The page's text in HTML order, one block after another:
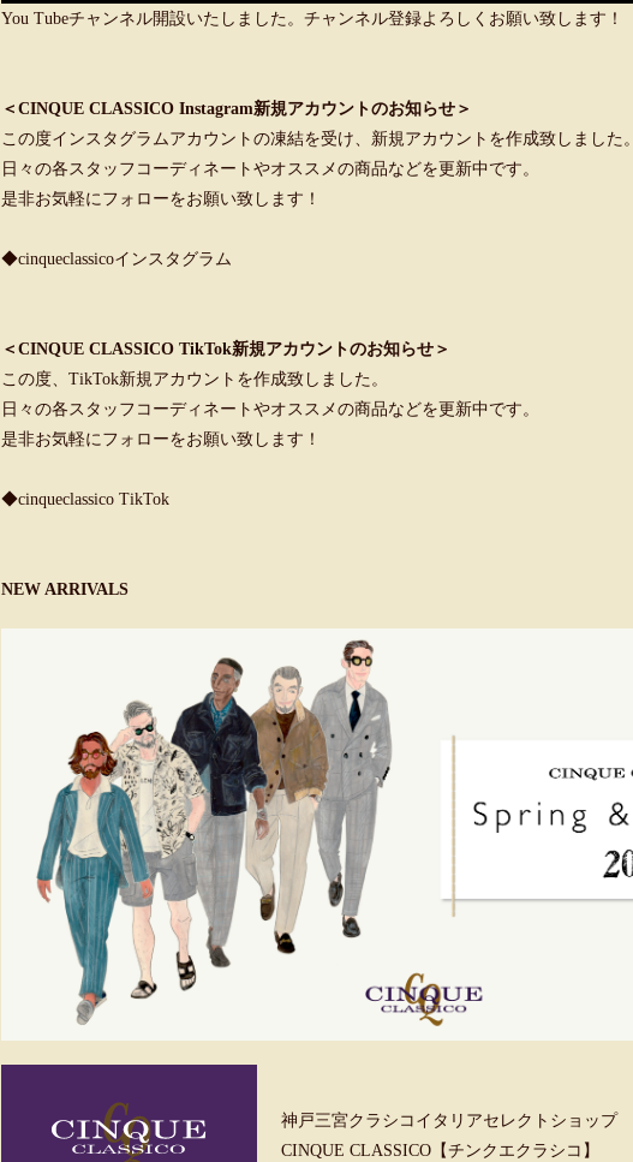
You Tubeチャンネル開設いたしました。チャンネル登録よろしくお願い致します！
＜CINQUE CLASSICO Instagram新規アカウントのお知らせ＞
この度インスタグラムアカウントの凍結を受け、新規アカウントを作成致しました。
日々の各スタッフコーディネートやオススメの商品などを更新中です。
是非お気軽にフォローをお願い致します！
◆cinqueclassicoインスタグラム
＜CINQUE CLASSICO TikTok新規アカウントのお知らせ＞
この度、TikTok新規アカウントを作成致しました。
日々の各スタッフコーディネートやオススメの商品などを更新中です。
是非お気軽にフォローをお願い致します！
◆cinqueclassico TikTok
NEW ARRIVALS
神戸三宮クラシコイタリアセレクトショップ
CINQUE CLASSICO【チンクエクラシコ】